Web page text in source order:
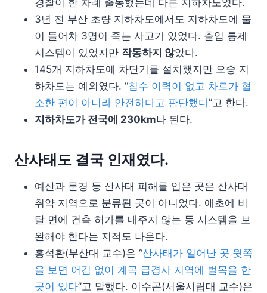
경찰이 한 차례 출동했는데 다른 지하차도였다.
3년 전 부산 초량 지하차도에서도 지하차도에 물
이 들어차 3명이 죽는 사고가 있었다. 출입 통제
시스템이 있었지만 작동하지 않았다.
145개 지하차도에 차단기를 설치했지만 오송 지
하차도는 예외였다. “침수 이력이 없고 차로가 협
소한 편이 아니라 안전하다고 판단했다”고 한다.
지하차도가 전국에 230km나 된다.
산사태도 결국 인재였다.
예산과 문경 등 산사태 피해를 입은 곳은 산사태
취약 지역으로 분류된 곳이 아니었다. 애초에 비
탈 면에 건축 허가를 내주지 않는 등 시스템을 보
완해야 한다는 지적도 나온다.
홍석환(부산대 교수)은 “산사태가 일어난 곳 윗쪽
을 보면 어김 없이 계곡 급경사 지역에 벌목을 한
곳이 있다”고 말했다. 이수곤(서울시립대 교수)은